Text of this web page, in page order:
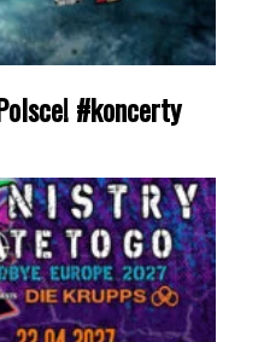
#koncerty